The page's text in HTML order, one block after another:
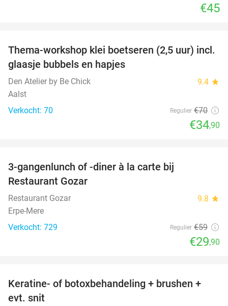
€45
50%
Thema-workshop klei boetseren (2,5 uur) incl.
glaasje bubbels en hapjes
Den Atelier by Be Chick 9.4 star
Aalst
Verkocht: 70
Regulier €70
€34,90
3-gangenlunch of -diner à la carte bij
Restaurant Gozar
Restaurant Gozar 9.8 star
Erpe-Mere
Verkocht: 729
Regulier €59
€29,90
50%
Keratine- of botoxbehandeling + brushen +
evt. snit